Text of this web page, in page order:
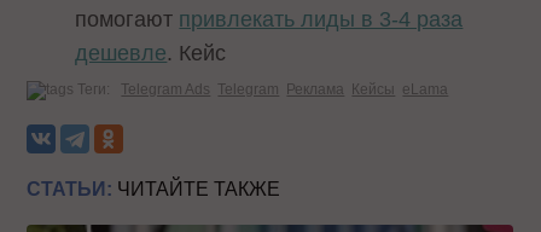
помогают привлекать лиды в 3-4 раза
дешевле. Кейс
Теги: Telegram Ads Telegram Реклама Кейсы eLama
СТАТЬИ: ЧИТАЙТЕ ТАКЖЕ